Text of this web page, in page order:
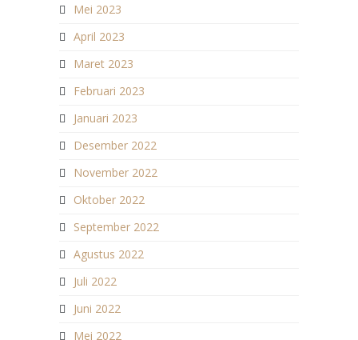
Mei 2023
April 2023
Maret 2023
Februari 2023
Januari 2023
Desember 2022
November 2022
Oktober 2022
September 2022
Agustus 2022
Juli 2022
Juni 2022
Mei 2022